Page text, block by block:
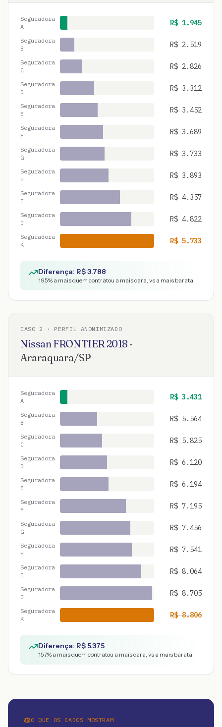
Seguradora
A
R$ 1.945
Seguradora
B
R$ 2.519
Seguradora
C
R$ 2.826
Seguradora
D
R$ 3.312
Seguradora
E
R$ 3.452
Seguradora
F
R$ 3.689
Seguradora
G
R$ 3.733
Seguradora
H
R$ 3.893
Seguradora
I
R$ 4.357
Seguradora
J
R$ 4.822
Seguradora
K
R$5.733
Diferença: R$3.788
195% a mais quem contratou a mais cara, vs a mais barata
CASO 2 · PERFIL ANONIMIZADO
NissanFRONTIER2018 ·
Araraquara/SP
Seguradora
A
R$ 3.431
Seguradora
B
R$ 5.564
Seguradora
C
R$ 5.825
Seguradora
D
R$ 6.120
Seguradora
E
R$ 6.194
Seguradora
F
R$ 7.195
Seguradora
G
R$ 7.456
Seguradora
H
R$ 7.541
Seguradora
I
R$ 8.064
Seguradora
J
R$ 8.705
Seguradora
K
R$8.806
Diferença: R$5.375
157% a mais quem contratou a mais cara, vs a mais barata
O QUE OS DADOS MOSTRAM